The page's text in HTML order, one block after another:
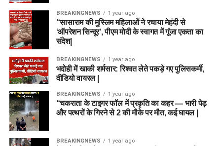
BREAKINGNEWS 1 year ago
“सासाराम की मुस्लिम महिलाओं ने रचाया मेहंदी से
‘ऑपरेशन सिन्दूर’, पीएम मोदी के स्वागत में गूंजा एकता का
संदेश|
BREAKINGNEWS 1 year ago
भदोही में खाकी शर्मसार: रिश्वत लेते पकड़े गए पुलिसकर्मी,
वीडियो वायरल |
BREAKINGNEWS 1 year ago
“चकराता के टाइगर फॉल में प्रकृति का कहर — भारी पेड़
और पत्थरों के गिरने से 2 की मौके पर मौत, कई घायल |
BREAKINGNEWS 1 year ago